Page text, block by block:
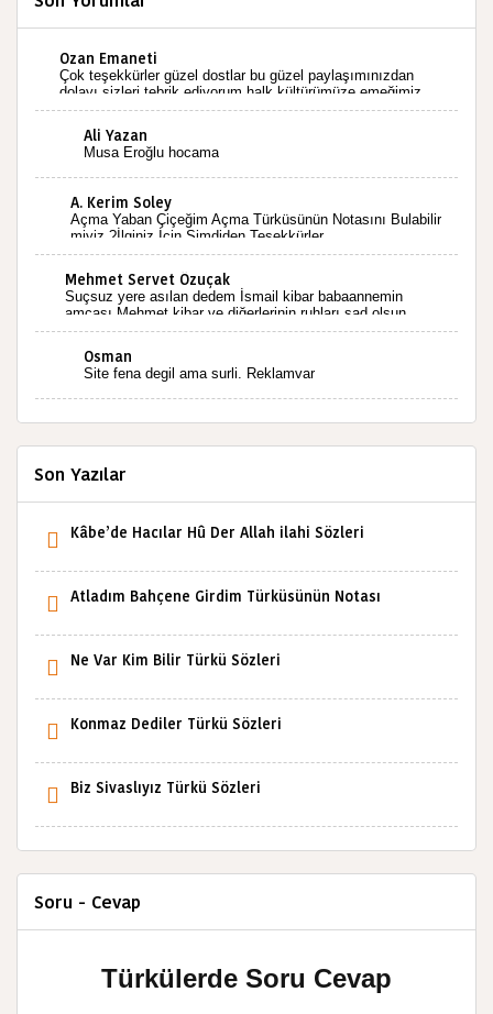
Ozan Emaneti
Çok teşekkürler güzel dostlar bu güzel paylaşımınızdan
dolayı sizleri tebrik ediyorum halk kültürümüze emeğimiz
geçti ise ne mutlu bizlere sizlerin sayesinde türkülerimiz
ölmeyecektir tekrar teşekkürler saygılarımla
Ali Yazan
Musa Eroğlu hocama
A. Kerim Soley
Açma Yaban Çiçeğim Açma Türküsünün Notasını Bulabilir
miyiz ?İlginiz İçin Şimdiden Teşekkürler.
Mehmet Servet Özuçak
Suçsuz yere asılan dedem İsmail kibar babaannemin
amcası Mehmet kibar ve diğerlerinin ruhları şad olsun.
Kahrolsun Cemal paşa
Osman
Site fena degil ama surli. Reklamvar
Son Yazılar
Kâbe’de Hacılar Hû Der Allah ilahi Sözleri
Atladım Bahçene Girdim Türküsünün Notası
Ne Var Kim Bilir Türkü Sözleri
Konmaz Dediler Türkü Sözleri
Biz Sivaslıyız Türkü Sözleri
Soru - Cevap
Türkülerde Soru Cevap